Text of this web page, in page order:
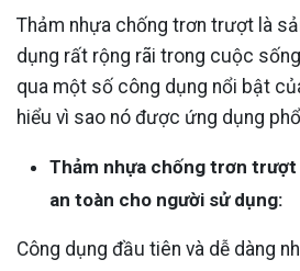
Thảm nhựa chống trơn trượt là
dụng rất rộng rãi trong cuộc
qua một số công dụng nổi bật
hiểu vì sao nó được ứng dụng
Thảm nhựa chống trơn trượt
an toàn cho người sử dụng:
Công dụng đầu tiên và dễ dàng